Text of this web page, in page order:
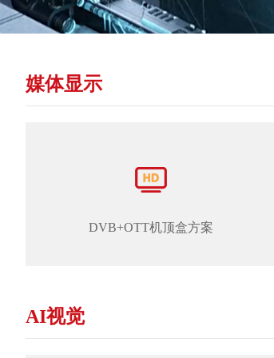
媒体显示
DVB+OTT机顶盒方案
AI视觉